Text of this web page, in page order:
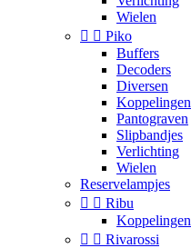
Wielen
  Piko
Buffers
Decoders
Diversen
Koppelingen
Pantograven
Slipbandjes
Verlichting
Wielen
Reservelampjes
  Ribu
Koppelingen
  Rivarossi